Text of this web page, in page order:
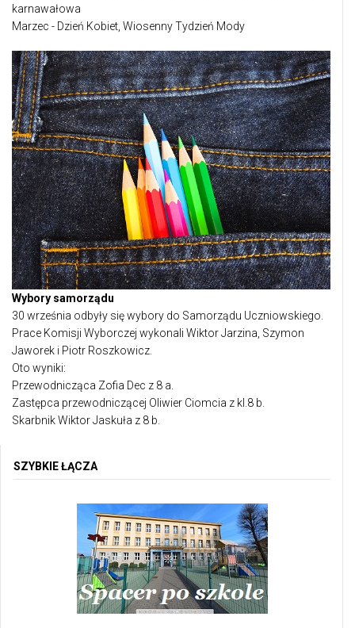
karnawałowa
Marzec - Dzień Kobiet, Wiosenny Tydzień Mody
Wybory samorządu
30 września odbyły się wybory do Samorządu Uczniowskiego.
Prace Komisji Wyborczej wykonali Wiktor Jarzina, Szymon
Jaworek i Piotr Roszkowicz.
Oto wyniki:
Przewodnicząca Zofia Dec z 8 a.
Zastępca przewodniczącej Oliwier Ciomcia z kl.8 b.
Skarbnik Wiktor Jaskuła z 8 b.
SZYBKIE ŁĄCZA